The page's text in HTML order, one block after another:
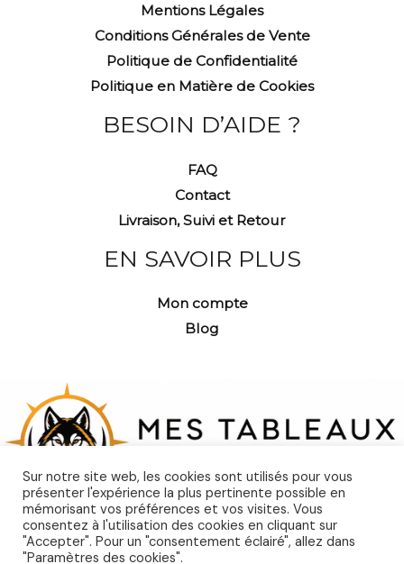
Mentions Légales
Conditions Générales de Vente
Politique de Confidentialité
Politique en Matière de Cookies
BESOIN D’AIDE ?
FAQ
Contact
Livraison, Suivi et Retour
EN SAVOIR PLUS
Mon compte
Blog
Sur notre site web, les cookies sont utilisés pour vous
présenter l'expérience la plus pertinente possible en
mémorisant vos préférences et vos visites. Vous
consentez à l'utilisation des cookies en cliquant sur
"Accepter". Pour un "consentement éclairé", allez dans
"Paramètres des cookies".